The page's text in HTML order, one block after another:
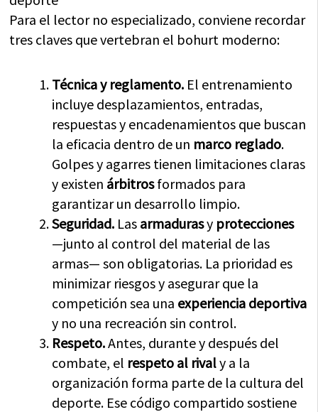
Para el lector no especializado, conviene recordar
tres claves que vertebran el bohurt moderno:
Técnica y reglamento. El entrenamiento
incluye desplazamientos, entradas,
respuestas y encadenamientos que buscan
la eficacia dentro de un marco reglado.
Golpes y agarres tienen limitaciones claras
y existen árbitrosformados para
garantizar un desarrollo limpio.
Seguridad. Las armadurasy protecciones
—junto al control del material de las
armas— son obligatorias. La prioridad es
minimizar riesgos y asegurar que la
competición sea una experiencia deportiva
y no una recreación sin control.
Respeto.Antes, durante y después del
combate, el respeto al rivaly a la
organización forma parte de la cultura del
deporte. Ese código compartido sostiene